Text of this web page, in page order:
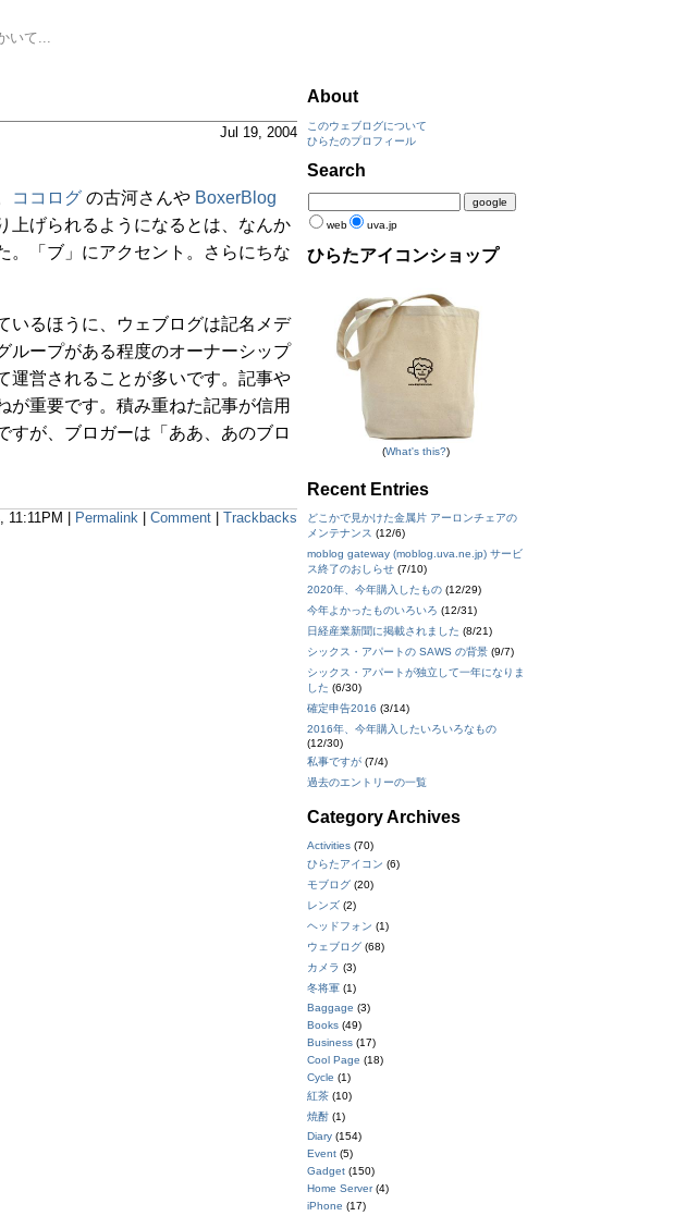
いて...
Jul 19, 2004
ココログ の古河さんや BoxerBlog
上げられるようになるとは、なんか
。「ブ」にアクセント。さらにちな
いるほうに、ウェブログは記名メデ
ループがある程度のオーナーシップ
運営されることが多いです。記事や
が重要です。積み重ねた記事が信用
すが、ブロガーは「ああ、あのブロ
11:11PM | Permalink | Comment | Trackbacks
About
このウェブログについて
ひらたのプロフィール
Search
web uva.jp
ひらたアイコンショップ
(What's this?)
Recent Entries
どこかで見かけた金属片 アーロンチェアの
メンテナンス (12/6)
moblog gateway (moblog.uva.ne.jp) サービ
ス終了のおしらせ (7/10)
2020年、今年購入したもの (12/29)
今年よかったものいろいろ (12/31)
日経産業新聞に掲載されました (8/21)
シックス・アパートの SAWS の背景 (9/7)
シックス・アパートが独立して一年になりま
した (6/30)
確定申告2016 (3/14)
2016年、今年購入したいろいろなもの
(12/30)
私事ですが (7/4)
過去のエントリーの一覧
Category Archives
Activities (70)
ひらたアイコン (6)
モブログ (20)
レンズ (2)
ヘッドフォン (1)
ウェブログ (68)
カメラ (3)
冬将軍 (1)
Baggage (3)
Books (49)
Business (17)
Cool Page (18)
Cycle (1)
紅茶 (10)
焼酎 (1)
Diary (154)
Event (5)
Gadget (150)
Home Server(4)
iPhone (17)